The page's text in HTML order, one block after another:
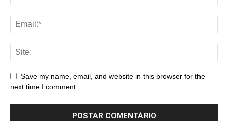
Save my name, email, and website in this browser for the
next time I comment.